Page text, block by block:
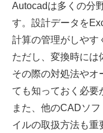
Autocadは多くの分
す。設計データを
計算の管理がしやす
ただし、変換時には
その際の対処法やオ
ても知っておく必要
また、他のCADソ
イルの取扱方法も重